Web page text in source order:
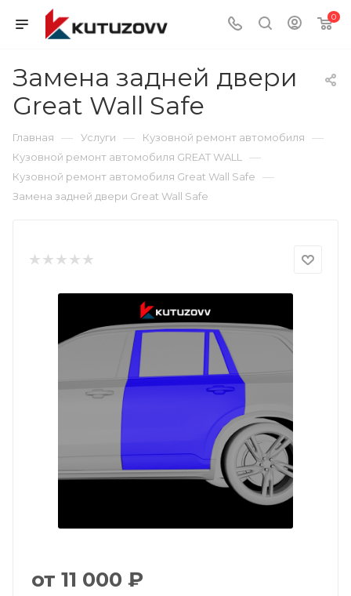
0
Замена задней двери
Great Wall Safe
Главная — Услуги — Кузовной ремонт автомобиля —
Кузовной ремонт автомобиля GREAT WALL —
Кузовной ремонт автомобиля Great Wall Safe —
Замена задней двери Great Wall Safe
11 000 ₽